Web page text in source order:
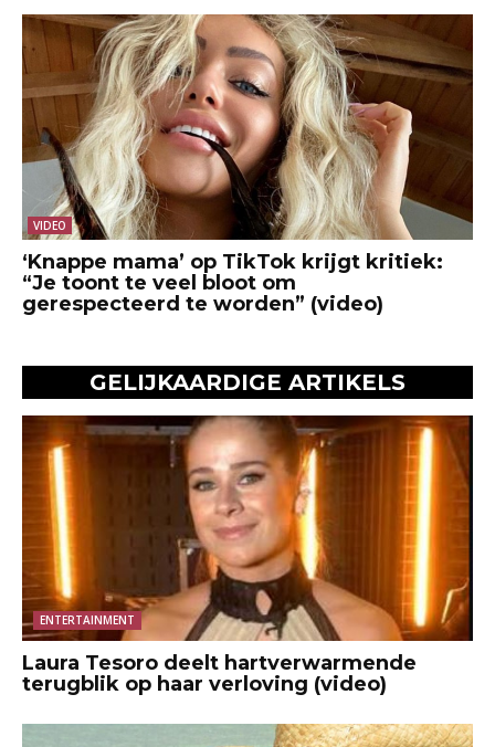
VIDEO
‘Knappe mama’ op TikTok krijgt kritiek:
“Je toont te veel bloot om
gerespecteerd te worden” (video)
GELIJKAARDIGE ARTIKELS
ENTERTAINMENT
Laura Tesoro deelt hartverwarmende
terugblik op haar verloving (video)